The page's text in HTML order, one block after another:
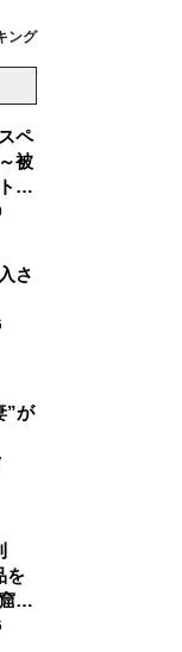
ング
ペ
被
ク
さ
”が
を
」